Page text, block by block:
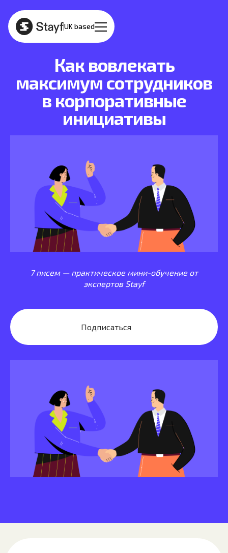
UK based
Как вовлекать
максимум сотрудников
в корпоративные
инициативы
7 писем — практическое мини-обучение от
экспертов Stayf
Подписаться